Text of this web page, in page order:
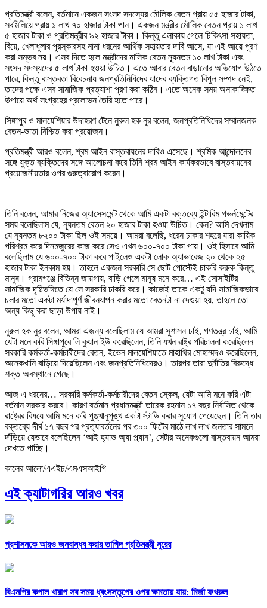
প্রতিমন্ত্রী বলেন, বর্তমানে একজন সংসদ সদস্যের মৌলিক বেতন প্রায় ৫৫ হাজার টাকা,
সবমিলিয়ে প্রায় ১ লাখ ৭০ হাজার টাকা পান। একজন মন্ত্রীর মৌলিক বেতন প্রায় ১ লাখ
৫ হাজার টাকা ও প্রতিমন্ত্রীর ৯২ হাজার টাকা। কিন্তু এলাকায় গেলে চিকিৎসা সহায়তা,
বিয়ে, খেলাধুলার পুরস্কারসহ নানা ধরনের আর্থিক সহায়তার দাবি আসে, যা এই আয়ে পূরণ
করা সম্ভব নয়। এসব দিতে হলে মন্ত্রীদের মাসিক বেতন ন্যূনতম ১০ লাখ টাকা এবং
সংসদ সদস্যদের ৫ লাখ টাকা হওয়া উচিত। এতে আবার বেতন বাড়ানোর অভিযোগ উঠতে
পারে, কিন্তু বাস্তবতা বিবেচনায় জনপ্রতিনিধিদের যাদের ব্যক্তিগত বিপুল সম্পদ নেই,
তাদের পক্ষে এসব সামাজিক প্রত্যাশা পূরণ করা কঠিন। এতে অনেক সময় অনাকাঙ্ক্ষিত
উপায়ে অর্থ সংগ্রহের প্রলোভন তৈরি হতে পারে।
সিঙ্গাপুর ও মালয়েশিয়ার উদাহরণ টেনে নুরুল হক নুর বলেন, জনপ্রতিনিধিদের সম্মানজনক
বেতন-ভাতা নিশ্চিত করা প্রয়োজন।
প্রতিমন্ত্রী আরও বলেন, শ্রম আইন বাস্তবায়নের দাবিও এসেছে। শ্রমিক আন্দোলনের
সঙ্গে যুক্ত ব্যক্তিদের সঙ্গে আলোচনা করে তিনি শ্রম আইন কার্যকরভাবে বাস্তবায়নের
প্রয়োজনীয়তার ওপর গুরুত্বারোপ করেন।
তিনি বলেন, আমার নিজের অ্যাসেসমেন্ট থেকে আমি একটা বক্তব্যে ইন্টারিম গভর্নমেন্টের
সময় বলেছিলাম যে, ন্যূনতম বেতন ২০ হাজার টাকা হওয়া উচিত। কেন? আমি দেখলাম
যে ন্যূনতম ৮২০০ টাকা ছিল ওই সময়ে। আমরা বলেছি, ধরেন ঢাকার শহরে যারা কায়িক
পরিশ্রম করে দিনমজুরের কাজ করে সেও এখন ৬০০-৭০০ টাকা পায়। ওই হিসাবে আমি
বলেছিলাম যে ৬০০-৭০০ টাকা করে পাইলেও একটা লোক অ্যাভারেজ ২০ থেকে ২৫
হাজার টাকা ইনকাম হয়। তাহলে একজন সরকারি সে ছোট পোস্টেই চাকরি করুক কিন্তু
মানুষ। গ্রামগঞ্জে বিভিন্ন জায়গায়, বাড়ি গেলে মানুষ মনে করে… এই সোসাইটির
সামাজিক দৃষ্টিভঙ্গিতে যে সে সরকারি চাকরি করে। কাজেই তাকে একটু যদি সামাজিকভাবে
চলার মতো একটা মর্যাদাপূর্ণ জীবনযাপন করার মতো বেতনটা না দেওয়া হয়, তাহলে তো
অন্য কিছু করা ছাড়া উপায় নাই।
নুরুল হক নুর বলেন, আমরা এজন্য বলেছিলাম যে আমরা সুশাসন চাই, গণতন্ত্র চাই, আমি
যেটা মনে করি সিঙ্গাপুরে লি কুয়ান ইউ করেছিলেন, তিনি যখন রাষ্ট্র পরিচালনা করেছিলেন
সরকারি কর্মকর্তা-কর্মচারীদের বেতন, ইভেন মালয়েশিয়াতে মাহাথির মোহাম্মদও করেছিলেন,
অনেকখানি বাড়িয়ে দিয়েছিলেন এবং জনপ্রতিনিধিদেরও। তারপর তারা দুর্নীতির বিরুদ্ধে
শক্ত অবস্থানে গেছে।
আজ এ ধরনের… সরকারি কর্মকর্তা-কর্মচারীদের বেতন স্কেল, যেটা আমি মনে করি এটা
বর্তমান সরকার করবে। কারণ বর্তমান প্রধানমন্ত্রী তারেক রহমান ১৭ বছর নির্বাসিত থেকে
রাষ্ট্রের বিষয়ে আমি মনে করি পুঙ্খানুপুঙ্খ একটা স্টাডি করার সুযোগ পেয়েছেন। তিনি তার
বক্তব্যে দীর্ঘ ১৭ বছর পর প্রত্যাবর্তনের পর ৩০০ ফিটের মাঠে লাখ লাখ জনতার সামনে
দাঁড়িয়ে যেভাবে বলেছিলেন ‘আই হ্যাভ অ্যা প্ল্যান’, সেটার অনেকগুলো বাস্তবায়ন আমরা
দেখতে পাচ্ছি।
কালের আলো/এএইচ/এমএসআইপি
এই ক্যাটাগরির আরও খবর
প্রশাসনকে আরও জনবান্ধব করার তাগিদ প্রতিমন্ত্রী নুরের
বিএনপির কপাল খারাপ সব সময় ধ্বংসস্তূপের ওপর ক্ষমতায় যায়: মির্জা ফখরুল